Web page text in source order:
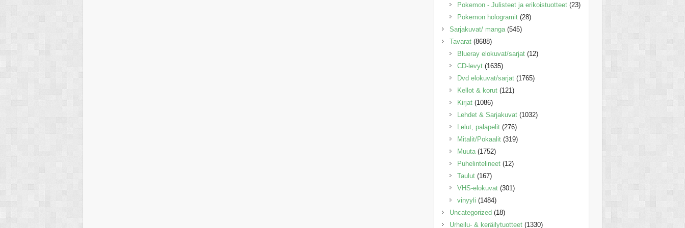
Pokemon - Julisteet ja erikoistuotteet (23)
Pokemon hologramit (28)
Sarjakuvat/ manga (545)
Tavarat (8688)
Blueray elokuvat/sarjat (12)
CD-levyt (1635)
Dvd elokuvat/sarjat (1765)
Kellot & korut (121)
Kirjat (1086)
Lehdet & Sarjakuvat (1032)
Lelut, palapelit (276)
Mitalit/Pokaalit (319)
Muuta (1752)
Puhelintelineet (12)
Taulut (167)
VHS-elokuvat (301)
vinyyli (1484)
Uncategorized (18)
Urheilu- & keräilytuotteet (1330)